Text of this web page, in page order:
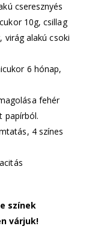
cseresznyés
10g, csillag
virág alakú csoki
6 hónap,
fehér
papírból.
4 színes
színek
várjuk!